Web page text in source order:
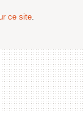
ce site.